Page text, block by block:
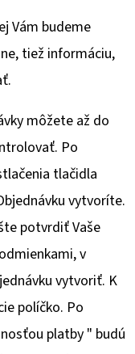
Vám budeme
tiež informáciu,
môžete až do
Po
tlačidla
vytvoríte.
potvrdiť Vaše
v
vytvoriť. K
políčko. Po
platby " budú